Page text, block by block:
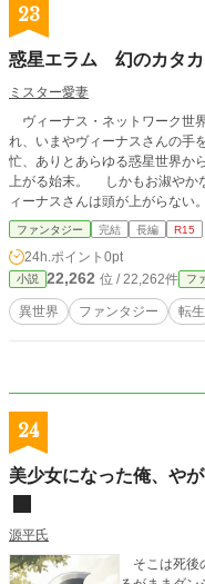
23
惑星エラム 幻のカタ
ミスター愛妻
ヴィーナス・ネットワーク世界は平和を
れ、いまやヴィーナスさんの
忙、ありとあらゆる惑星世界か
上がる始末。 しかもお淑やかな女たちが、いつのまにか古女房然となり、ヴ
ィーナスさんは頭が上がらな
はずが…… ついに造化三神の最高神、『天之御中主神（あめのみなかぬしの
かみ）』様が出てきた。 惑星エラム、最後のシリーズ、二度あることは三度
ある、ヴィーナスさんはどうなる
ファンタジー 完結 長編 R15
24h.ポイント 0pt
小説 22,262 位 / 22,262件 フ
異世界 ファンタジー 転生
24
美少女になった俺、や
源平氏
そこは死後